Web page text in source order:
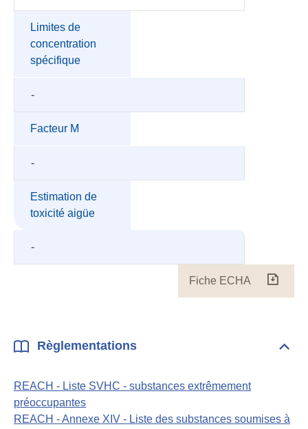
Limites de
concentration
spécifique
-
Facteur M
-
Estimation de
toxicité aigüe
-
Fiche ECHA
Règlementations
REACH - Liste SVHC - substances extrêmement
préoccupantes
REACH - Annexe XIV - Liste des substances soumises à